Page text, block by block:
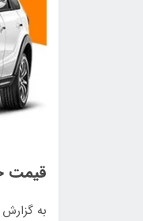
قیمت خودرو
به گزارش